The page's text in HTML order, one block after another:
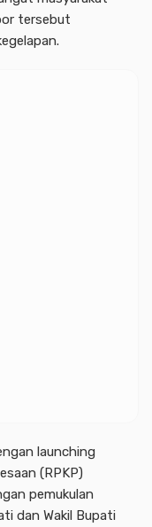
tersebut
launching
(RPKP)
pemukulan
dan Wakil Bupati